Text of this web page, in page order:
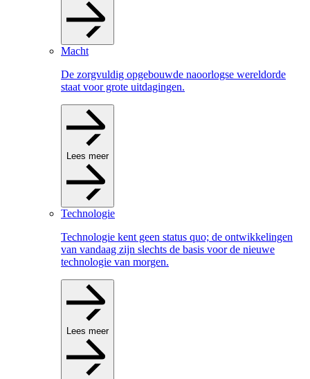
Macht
De zorgvuldig opgebouwde naoorlogse wereldorde
staat voor grote uitdagingen.
Lees meer
Technologie
Technologie kent geen status quo; de ontwikkelingen
van vandaag zijn slechts de basis voor de nieuwe
technologie van morgen.
Lees meer